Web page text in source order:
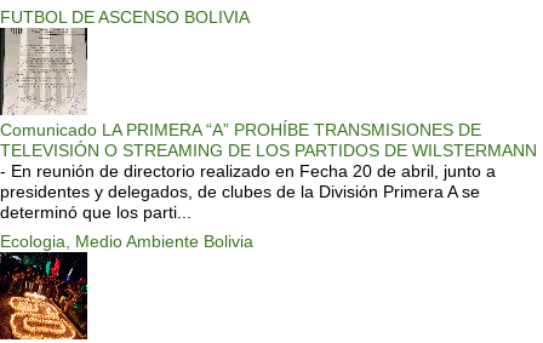
FUTBOL DE ASCENSO BOLIVIA
Comunicado LA PRIMERA “A” PROHÍBE TRANSMISIONES DE
TELEVISIÓN O STREAMING DE LOS PARTIDOS DE WILSTERMANN
- En reunión de directorio realizado en Fecha 20 de abril, junto a
presidentes y delegados, de clubes de la División Primera A se
determinó que los parti...
Ecologia, Medio Ambiente Bolivia